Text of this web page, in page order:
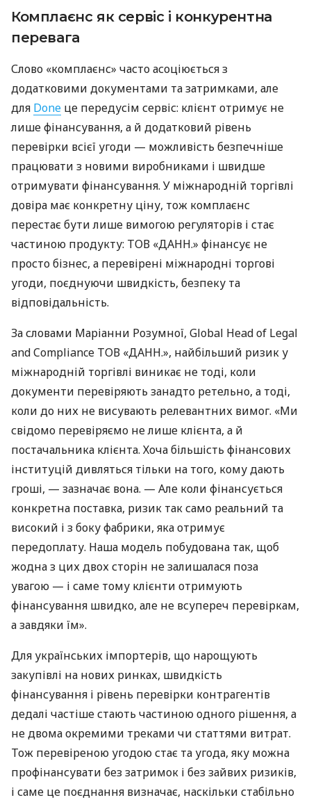
Комплаєнс як сервіс і конкурентна
перевага
Слово «комплаєнс» часто асоціюється з
додатковими документами та затримками, але
для Done це передусім сервіс: клієнт отримує не
лише фінансування, а й додатковий рівень
перевірки всієї угоди — можливість безпечніше
працювати з новими виробниками і швидше
отримувати фінансування. У міжнародній торгівлі
довіра має конкретну ціну, тож комплаєнс
перестає бути лише вимогою регуляторів і стає
частиною продукту: ТОВ «ДАНН.» фінансує не
просто бізнес, а перевірені міжнародні торгові
угоди, поєднуючи швидкість, безпеку та
відповідальність.
За словами Маріанни Розумної, Global Head of Legal
and Compliance ТОВ «ДАНН.», найбільший ризик у
міжнародній торгівлі виникає не тоді, коли
документи перевіряють занадто ретельно, а тоді,
коли до них не висувають релевантних вимог. «Ми
свідомо перевіряємо не лише клієнта, а й
постачальника клієнта. Хоча більшість фінансових
інституцій дивляться тільки на того, кому дають
гроші, — зазначає вона. — Але коли фінансується
конкретна поставка, ризик так само реальний та
високий і з боку фабрики, яка отримує
передоплату. Наша модель побудована так, щоб
жодна з цих двох сторін не залишалася поза
увагою — і саме тому клієнти отримують
фінансування швидко, але не всупереч перевіркам,
а завдяки їм».
Для українських імпортерів, що нарощують
закупівлі на нових ринках, швидкість
фінансування і рівень перевірки контрагентів
дедалі частіше стають частиною одного рішення, а
не двома окремими треками чи статтями витрат.
Тож перевіреною угодою стає та угода, яку можна
профінансувати без затримок і без зайвих ризиків,
і саме це поєднання визначає, наскільки стабільно